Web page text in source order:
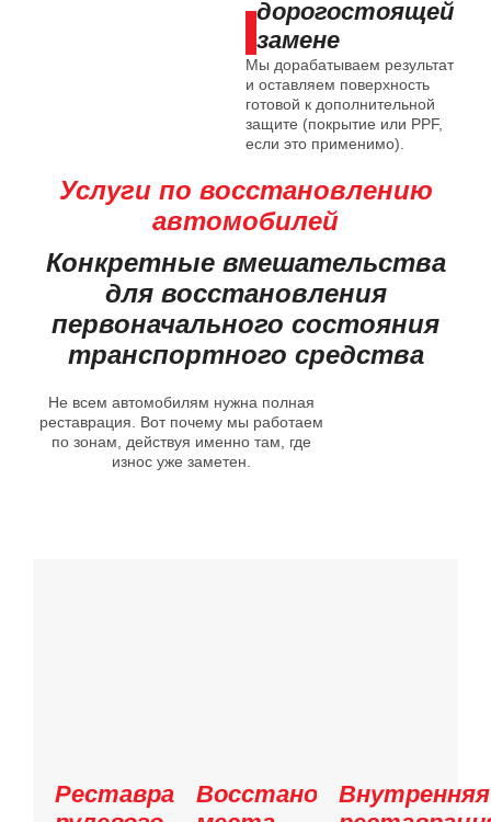
дорогостоящей
замене
Мы дорабатываем результат
и оставляем поверхность
готовой к дополнительной
защите (покрытие или PPF,
если это применимо).
Услуги по восстановлению
автомобилей
Конкретные вмешательства
для восстановления
первоначального состояния
транспортного средства
Не всем автомобилям нужна полная
реставрация. Вот почему мы работаем
по зонам, действуя именно там, где
износ уже заметен.
РеставрацияВосстановлениеВнутренняя